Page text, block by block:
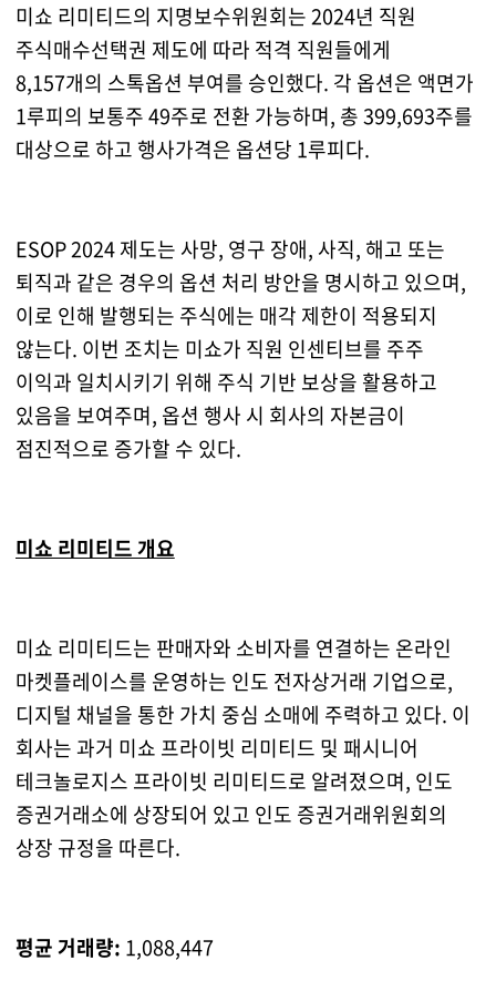
미쇼 리미티드의 지명보수위원회는 2024년 직원
주식매수선택권 제도에 따라 적격 직원들에게
8,157개의 스톡옵션 부여를 승인했다. 각 옵션은 액면가
1루피의 보통주 49주로 전환 가능하며, 총 399,693주를
대상으로 하고 행사가격은 옵션당 1루피다.
ESOP 2024 제도는 사망, 영구 장애, 사직, 해고 또는
퇴직과 같은 경우의 옵션 처리 방안을 명시하고 있으며,
이로 인해 발행되는 주식에는 매각 제한이 적용되지
않는다. 이번 조치는 미쇼가 직원 인센티브를 주주
이익과 일치시키기 위해 주식 기반 보상을 활용하고
있음을 보여주며, 옵션 행사 시 회사의 자본금이
점진적으로 증가할 수 있다.
미쇼 리미티드 개요
미쇼 리미티드는 판매자와 소비자를 연결하는 온라인
마켓플레이스를 운영하는 인도 전자상거래 기업으로,
디지털 채널을 통한 가치 중심 소매에 주력하고 있다. 이
회사는 과거 미쇼 프라이빗 리미티드 및 패시니어
테크놀로지스 프라이빗 리미티드로 알려졌으며, 인도
증권거래소에 상장되어 있고 인도 증권거래위원회의
상장 규정을 따른다.
평균 거래량: 1,088,447